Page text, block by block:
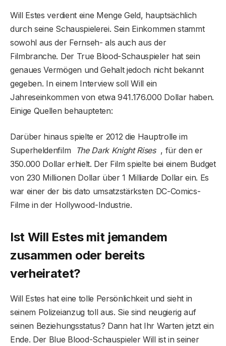
Will Estes verdient eine Menge Geld, hauptsächlich
durch seine Schauspielerei. Sein Einkommen stammt
sowohl aus der Fernseh- als auch aus der
Filmbranche. Der True Blood-Schauspieler hat sein
genaues Vermögen und Gehalt jedoch nicht bekannt
gegeben. In einem Interview soll Will ein
Jahreseinkommen von etwa 941.176.000 Dollar haben.
Einige Quellen behaupteten:
Darüber hinaus spielte er 2012 die Hauptrolle im
Superheldenfilm
The Dark Knight Rises , für den er
350.000 Dollar erhielt. Der Film spielte bei einem Budget
von 230 Millionen Dollar über 1 Milliarde Dollar ein. Es
war einer der bis dato umsatzstärksten DC-Comics-
Filme in der Hollywood-Industrie.
Ist Will Estes mit jemandem
zusammen oder bereits
verheiratet?
Will Estes hat eine tolle Persönlichkeit und sieht in
seinem Polizeianzug toll aus. Sie sind neugierig auf
seinen Beziehungsstatus? Dann hat Ihr Warten jetzt ein
Ende. Der Blue Blood-Schauspieler Will ist in seiner